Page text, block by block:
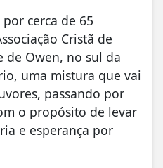
cerca de 65
Cristã de
de Owen, no sul da
uma mistura que vai
passando por
o propósito de levar
e esperança por